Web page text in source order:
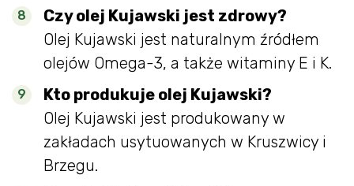
Czy olej Kujawski jest zdrowy?
Olej Kujawski jest naturalnym źródłem
olejów Omega-3, a także witaminy E i K.
Kto produkuje olej Kujawski?
Olej Kujawski jest produkowany w
zakładach usytuowanych w Kruszwicy i
Brzegu.